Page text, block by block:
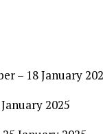
– 18 January
2025